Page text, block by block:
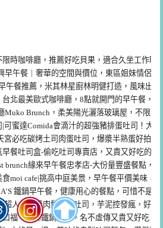
時咖啡廳，推薦好吃貝果，適合久坐工作聊
早午餐｜奢華的空間與價位，東區姐妹情侶約
午餐推薦，米其林星廚林明健打造，風味出
北最美歐式咖啡廳，8點就開門的早午餐，
Muko Brunch，柔美陽光灑落玻璃屋，不限時
可蜜達Comida會滴汁的超強豬排蛋吐司！大
宮必吃碳烤土司肉蛋吐司，爆漿半熟蛋好拍也
餐吐司盒-偷吃吐司專賣店，又貴又好吃的鬆
brunch緣來早午餐忠孝店-大份量豐盛餐點，
moi cafe|挑高中庭美景，早午餐平價美味，
鐵鍋早午餐，健康用心的餐點，可惜不是我
超人氣爆漿肉鬆芋泥吐司，芋泥控發瘋，好險
口福，香酥鐵鍋蛋餅，名不虛傳又貴又好吃，